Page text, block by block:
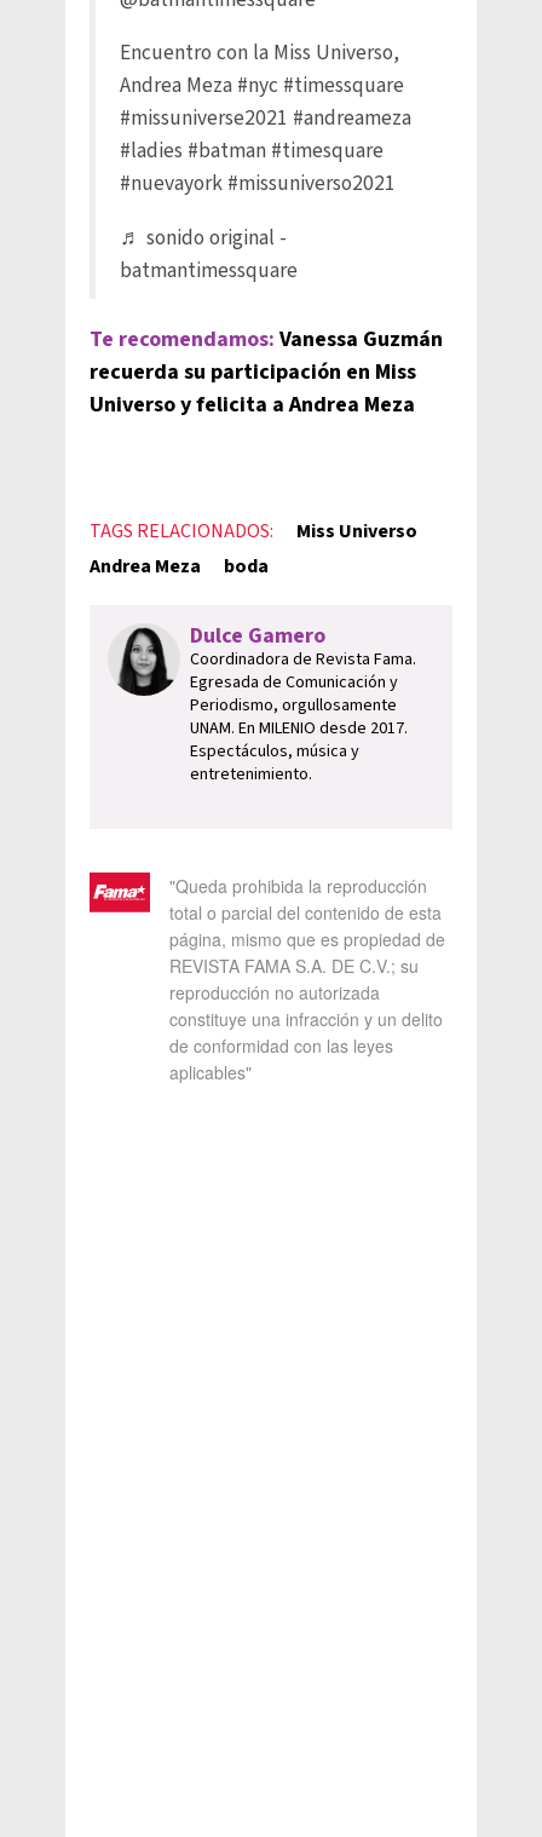
Encuentro con la Miss Universo,
Andrea Meza #nyc #timessquare
#missuniverse2021 #andreameza
#ladies #batman #timesquare
#nuevayork #missuniverso2021
♬ sonido original -
batmantimessquare
Te recomendamos: Vanessa Guzmán
recuerda su participación en Miss
Universo y felicita a Andrea Meza
TAGS RELACIONADOS:
Miss Universo
Andrea Meza
boda
Dulce Gamero
Coordinadora de Revista Fama.
Egresada de Comunicación y
Periodismo, orgullosamente
UNAM. En MILENIO desde 2017.
Espectáculos, música y
entretenimiento.
"Queda prohibida la reproducción
total o parcial del contenido de esta
página, mismo que es propiedad de
REVISTA FAMA S.A. DE C.V.; su
reproducción no autorizada
constituye una infracción y un delito
de conformidad con las leyes
aplicables"